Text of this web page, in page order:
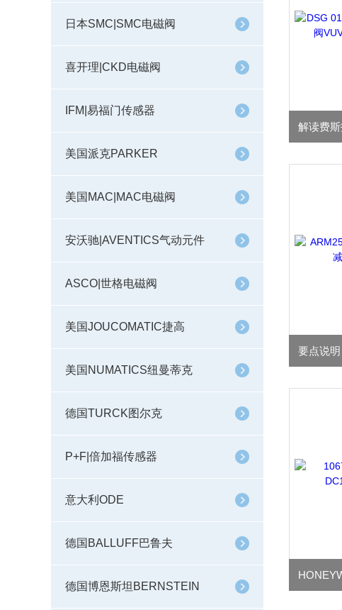
日本SMC|SMC电磁阀
喜开理|CKD电磁阀
IFM|易福门传感器
美国派克PARKER
美国MAC|MAC电磁阀
安沃驰|AVENTICS气动元件
ASCO|世格电磁阀
美国JOUCOMATIC捷高
美国NUMATICS纽曼蒂克
德国TURCK图尔克
P+F|倍加福传感器
意大利ODE
德国BALLUFF巴鲁夫
德国博恩斯坦BERNSTEIN